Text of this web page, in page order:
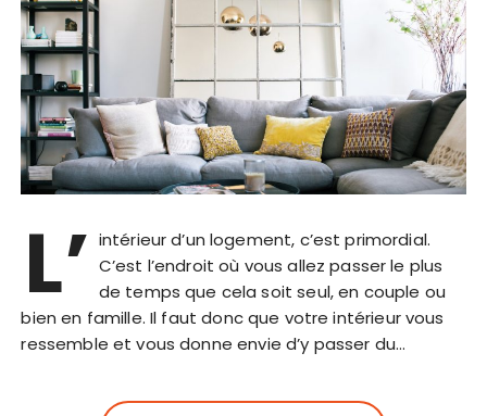
L’ intérieur d’un logement, c’est primordial.
C’est l’endroit où vous allez passer le plus
de temps que cela soit seul, en couple ou
bien en famille. Il faut donc que votre intérieur vous
ressemble et vous donne envie d’y passer du…